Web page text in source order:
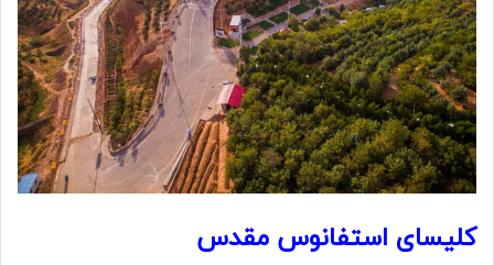
کلیسای استفانوس مقدس